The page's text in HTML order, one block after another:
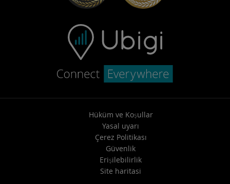
Hüküm ve Koşullar
Yasal uyarı
Çerez Politikası
Güvenlik
Erişilebilirlik
Site haritasi